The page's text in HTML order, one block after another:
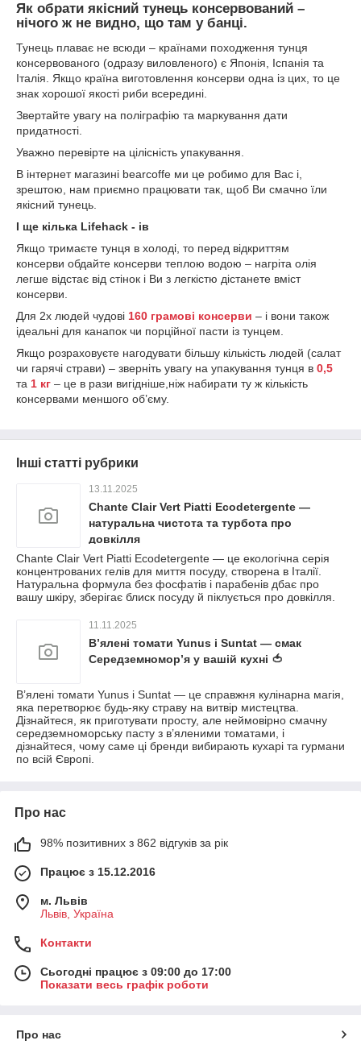
Як обрати якісний тунець консервований –
нічого ж не видно, що там у банці.
Тунець плаває не всюди – країнами походження тунця
консервованого (одразу виловленого) є Японія, Іспанія та
Італія. Якщо країна виготовлення консерви одна із цих, то це
знак хорошої якості риби всередині.
Звертайте увагу на поліграфію та маркування дати
придатності.
Уважно перевірте на цілісність упакування.
В інтернет магазині bearcoffe ми це робимо для Вас і,
зрештою, нам приємно працювати так, щоб Ви смачно їли
якісний тунець.
І ще кілька Lifehack - ів
Якщо тримаєте тунця в холоді, то перед відкриттям
консерви обдайте консерви теплою водою – нагріта олія
легше відстає від стінок і Ви з легкістю дістанете вміст
консерви.
Для 2х людей чудові 160 грамові консерви – і вони також
ідеальні для канапок чи порційної пасти із тунцем.
Якщо розраховуєте нагодувати більшу кількість людей (салат
чи гарячі страви) – зверніть увагу на упакування тунця в 0,5
та 1 кг – це в рази вигідніше,ніж набирати ту ж кількість
консервами меншого об’єму.
Інші статті рубрики
13.11.2025
Chante Clair Vert Piatti Ecodetergente —
натуральна чистота та турбота про
довкілля
Chante Clair Vert Piatti Ecodetergente — це екологічна серія
концентрованих гелів для миття посуду, створена в Італії.
Натуральна формула без фосфатів і парабенів дбає про
вашу шкіру, зберігає блиск посуду й піклується про довкілля.
11.11.2025
В’ялені томати Yunus і Suntat — смак
Середземномор’я у вашій кухні 🍅
В’ялені томати Yunus і Suntat — це справжня кулінарна магія,
яка перетворює будь-яку страву на витвір мистецтва.
Дізнайтеся, як приготувати просту, але неймовірно смачну
середземноморську пасту з в’яленими томатами, і
дізнайтеся, чому саме ці бренди вибирають кухарі та гурмани
по всій Європі.
Про нас
98% позитивних з 862 відгуків за рік
Працює з 15.12.2016
м. Львів
Львів, Україна
Контакти
Сьогодні працює з 09:00 до 17:00
Показати весь графік роботи
Про нас